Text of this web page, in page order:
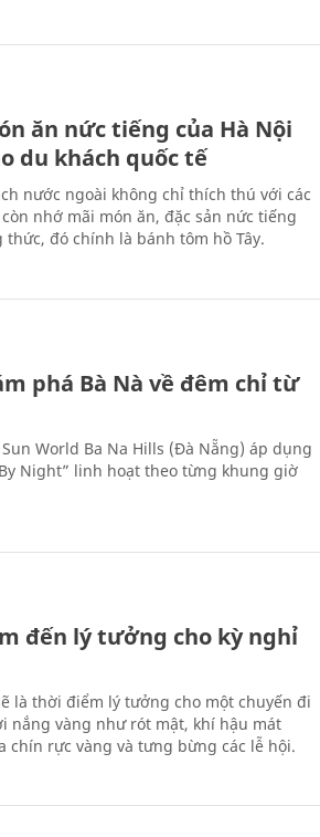
ăn nức tiếng của Hà Nội
du khách quốc tế
nước ngoài không chỉ thích thú với các
nhớ mãi món ăn, đặc sản nức tiếng
đó chính là bánh tôm hồ Tây.
phá Bà Nà về đêm chỉ từ
World Ba Na Hills (Đà Nẵng) áp dụng
Night” linh hoạt theo từng khung giờ
đến lý tưởng cho kỳ nghỉ
là thời điểm lý tưởng cho một chuyến đi
nắng vàng như rót mật, khí hậu mát
chín rực vàng và tưng bừng các lễ hội.